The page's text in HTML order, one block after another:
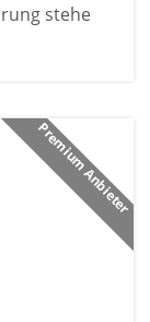
stehe
Premium Anbieter